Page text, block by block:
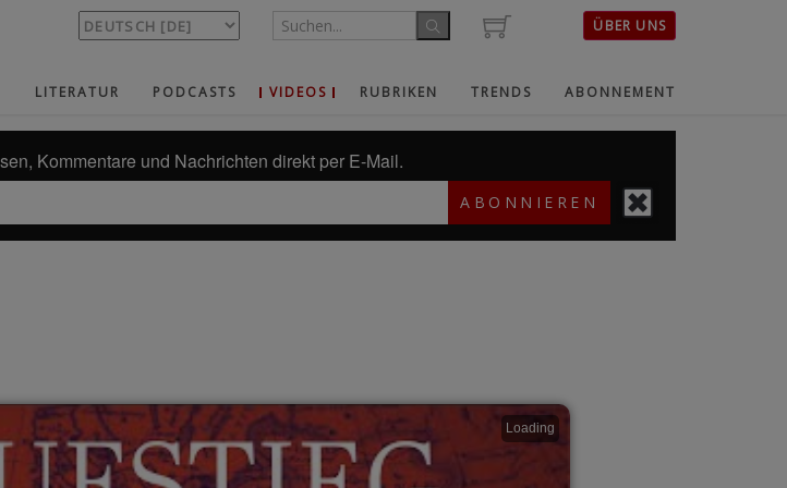
ÜBER UNS
LITERATUR PODCASTS VIDEOS RUBRIKEN TRENDS ABONNEMENT
Kommentare und Nachrichten direkt per E-Mail.
ABONNIEREN
Loading